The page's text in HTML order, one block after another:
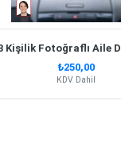
₺250,00
KDV Dahil